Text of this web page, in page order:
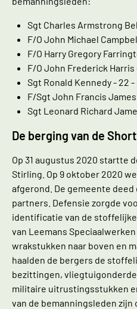
Sgt Charles Armstrong
F/O John Michael
F/O Harry Gregory
F/O John Frederick Harris
Sgt Ronald Kennedy - 22 -
F/Sgt John Francis James
Sgt Leonard Richard
De berging van de
Op 31 augustus 2020 startte
Stirling. Op 9 oktober 2020
afgerond. De gemeente
partners. Defensie zorgde
identificatie van de
van Leemans
wrakstukken naar boven en
haalden de bergers de
bezittingen,
militaire uitrustingsstukken
van de bemanningsleden zijn